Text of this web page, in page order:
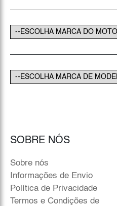
SOBRE NÓS
Sobre nós
Informações de Envio
Política de Privacidade
Termos e Condições de